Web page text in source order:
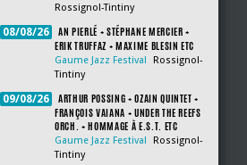
Rossignol-Tintiny
08/08/26
AN PIERLÉ + STÉPHANE MERCIER +
ERIK TRUFFAZ + MAXIME BLESIN ETC
Gaume Jazz Festival
Rossignol-
Tintiny
09/08/26
ARTHUR POSSING + OZAIN QUINTET +
FRANÇOIS VAIANA + UNDER THE REEFS
ORCH. + HOMMAGE À E.S.T. ETC
Gaume Jazz Festival
Rossignol-
Tintiny